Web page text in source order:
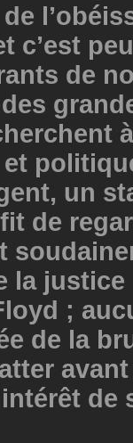
c’est
de
un
de
la justice
;
de la
avant
de